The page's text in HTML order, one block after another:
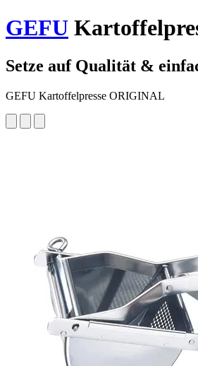
GEFU
Setze auf Qualität &
GEFU Kartoffelpresse ORIGINAL